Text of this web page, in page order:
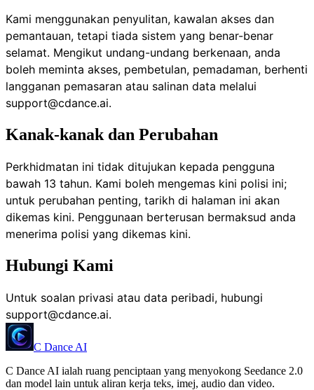
Kami menggunakan penyulitan, kawalan akses dan
pemantauan, tetapi tiada sistem yang benar-benar
selamat. Mengikut undang-undang berkenaan, anda
boleh meminta akses, pembetulan, pemadaman, berhenti
langganan pemasaran atau salinan data melalui
support@cdance.ai.
Kanak-kanak dan Perubahan
Perkhidmatan ini tidak ditujukan kepada pengguna
bawah 13 tahun. Kami boleh mengemas kini polisi ini;
untuk perubahan penting, tarikh di halaman ini akan
dikemas kini. Penggunaan berterusan bermaksud anda
menerima polisi yang dikemas kini.
Hubungi Kami
Untuk soalan privasi atau data peribadi, hubungi
support@cdance.ai.
C Dance AI
C Dance AI ialah ruang penciptaan yang menyokong Seedance 2.0
dan model lain untuk aliran kerja teks, imej, audio dan video.